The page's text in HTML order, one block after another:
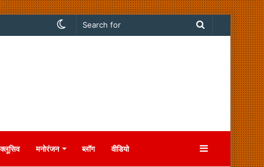
Search
Switch
मनोरंजन ब्लॉग वीडियो Sidebar